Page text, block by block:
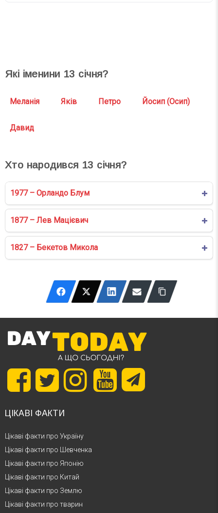
Які іменини 13 січня?
Меланія Яків Петро Йосип (Осип)
Давид
Хто народився 13 січня?
1977 – Орландо Блум
1877 – Лев Мацієвич
1827 – Бекетов Микола
ЦІКАВІ ФАКТИ
Цікаві факти про Україну
Цікаві факти про Шевченка
Цікаві факти про Японію
Цікаві факти про Китай
Цікаві факти про Землю
Цікаві факти про тварин